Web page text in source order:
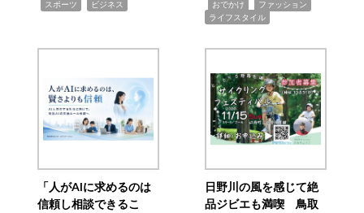
スポーツ ビジネス おでかけ ファッション
ライフスタイル
「人がAIに求めるのは
信頼し相談できるこ
日野川の風を感じて絶
品ジビエも満喫 鳥取